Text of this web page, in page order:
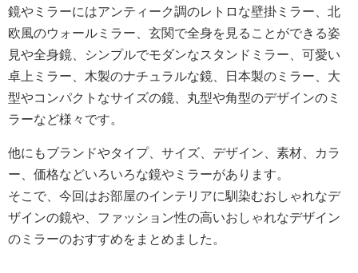
鏡やミラーにはアンティーク調のレトロな壁掛ミラー、北
欧風のウォールミラー、玄関で全身を見ることができる姿
見や全身鏡、シンプルでモダンなスタンドミラー、可愛い
卓上ミラー、木製のナチュラルな鏡、日本製のミラー、大
型やコンパクトなサイズの鏡、丸型や角型のデザインのミ
ラーなど様々です。
他にもブランドやタイプ、サイズ、デザイン、素材、カラ
ー、価格などいろいろな鏡やミラーがあります。
そこで、今回はお部屋のインテリアに馴染むおしゃれなデ
ザインの鏡や、ファッション性の高いおしゃれなデザイン
のミラーのおすすめをまとめました。